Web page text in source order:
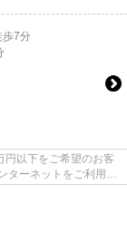
歩7分
円以下をご希望のお客
ターネットをご利用い